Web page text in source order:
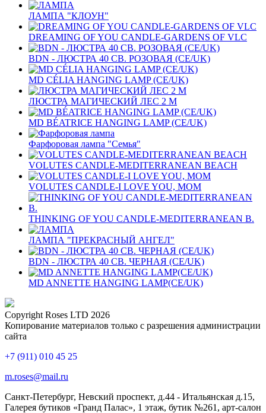
ЛАМПА "КЛОУН"
DREAMING OF YOU CANDLE-GARDENS OF VLC
BDN - ЛЮСТРА 40 СВ. РОЗОВАЯ (CE/UK)
MD CÉLIA HANGING LAMP (CE/UK)
ЛЮСТРА МАГИЧЕСКИЙ ЛЕС 2 М
MD BÉATRICE HANGING LAMP (CE/UK)
Фарфоровая лампа "Семья"
VOLUTES CANDLE-MEDITERRANEAN BEACH
VOLUTES CANDLE-I LOVE YOU, MOM
THINKING OF YOU CANDLE-MEDITERRANEAN B.
ЛАМПА "ПРЕКРАСНЫЙ АНГЕЛ"
BDN - ЛЮСТРА 40 СВ. ЧЕРНАЯ (CE/UK)
MD ANNETTE HANGING LAMP(CE/UK)
Copyright Roses LTD 2026
Копирование материалов только с разрешения администрации
сайта
+7 (911) 010 45 25
m.roses@mail.ru
Санкт-Петербург, Невский проспект, д.44 - Итальянская д.15,
Галерея бутиков «Гранд Палас», 1 этаж, бутик №261, арт-салон